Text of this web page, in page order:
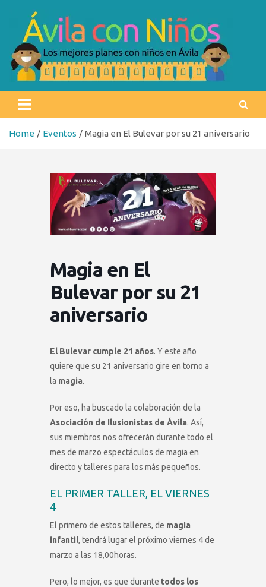
content
Ávila con niños
Home Eventos Magia en El Bulevar por su 21 aniversario
Magia en El
Bulevar por su 21
aniversario
El Bulevar cumple 21 años. Y este año
quiere que su 21 aniversario gire en torno a
la magia.
Por eso, ha buscado la colaboración de la
Asociación de Ilusionistas de Ávila. Así,
sus miembros nos ofrecerán durante todo el
mes de marzo espectáculos de magia en
directo y talleres para los más pequeños.
EL PRIMER TALLER, EL VIERNES
4
El primero de estos talleres, de magia
infantil, tendrá lugar el próximo viernes 4 de
marzo a las 18,00horas.
Pero, lo mejor, es que durante todos los